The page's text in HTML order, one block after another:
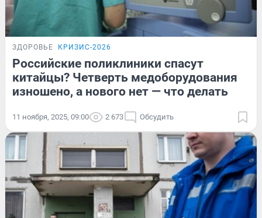
ЗДОРОВЬЕ КРИЗИС-2026
Российские поликлиники спасут
китайцы? Четверть медоборудования
изношено, а нового нет — что делать
11 ноября, 2025, 09:00 2 673 Обсудить